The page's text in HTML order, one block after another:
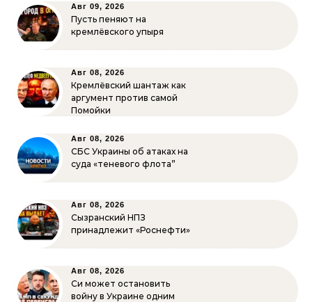
Авг 09, 2026
Пусть пеняют на
кремлёвского упыря
Авг 08, 2026
Кремлёвский шантаж как
аргумент против самой
Помойки
Авг 08, 2026
СБС Украины об атаках на
суда «теневого флота”
Авг 08, 2026
Сызранский НПЗ
принадлежит «Роснефти»
Авг 08, 2026
Си может остановить
войну в Украине одним